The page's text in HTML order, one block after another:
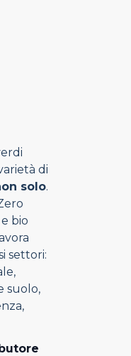
di
solo.
bio
settori:
suolo,